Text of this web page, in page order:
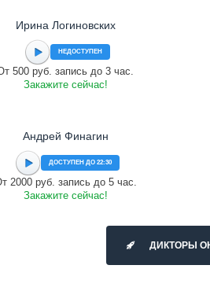
Ирина Логиновских
НЕДОСТУПЕН
500 руб. запись до 3 час.
Закажите сейчас!
Андрей Финагин
ДОСТУПЕН ДО 22:30
2000 руб. запись до 5 час.
Закажите сейчас!
ДИКТОРЫ